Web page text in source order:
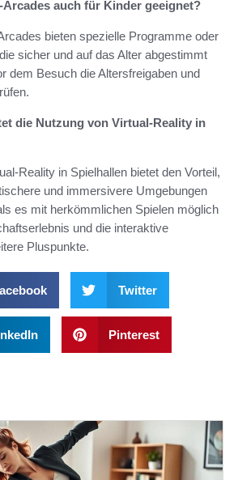
auch für Kinder geeignet?
bieten spezielle Programme oder
sicher und auf das Alter abgestimmt
dem Besuch die Altersfreigaben und
die Nutzung von Virtual-Reality in
Reality in Spielhallen bietet den Vorteil,
und immersivere Umgebungen
es mit herkömmlichen Spielen möglich
und die interaktive
Pluspunkte.
Twitter
Pinterest